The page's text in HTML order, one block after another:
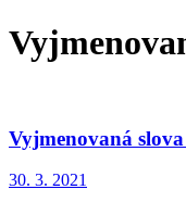
Vyjmenovaná
30. 3. 2021